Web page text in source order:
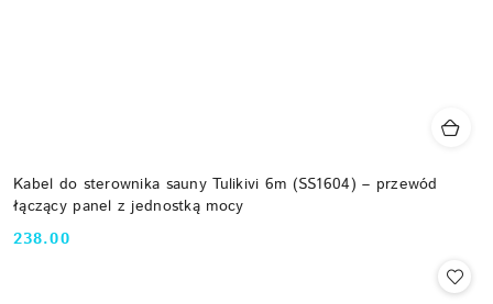
Kabel do sterownika sauny Tulikivi 6m (SS1604) – przewód
łączący panel z jednostką mocy
Cena:
238.00